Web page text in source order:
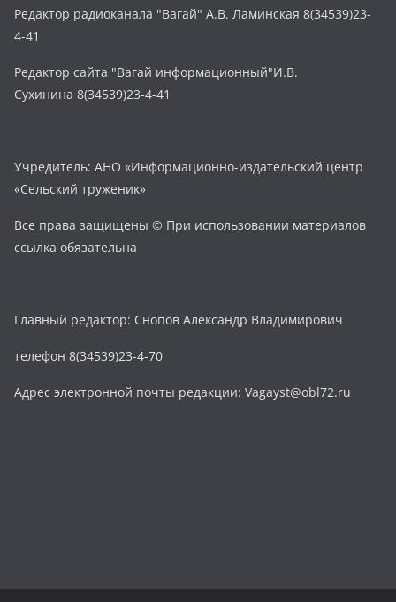
Редактор радиоканала "Вагай" А.В. Ламинская 8(34539)23-
4-41
Редактор сайта "Вагай информационный"И.В.
Сухинина 8(34539)23-4-41
Учредитель: АНО «Информационно-издательский центр
«Сельский труженик»
Все права защищены © При использовании материалов
ссылка обязательна
Главный редактор: Снопов Александр Владимирович
телефон 8(34539)23-4-70
Адрес электронной почты редакции: Vagayst@obl72.ru